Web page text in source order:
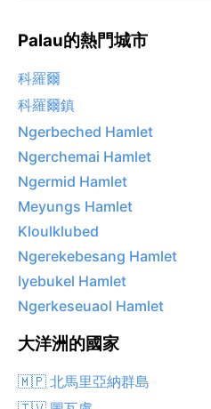
Palau的熱門城市
科羅爾
科羅爾鎮
Ngerbeched Hamlet
Ngerchemai Hamlet
Ngermid Hamlet
Meyungs Hamlet
Kloulklubed
Ngerekebesang Hamlet
Iyebukel Hamlet
Ngerkeseuaol Hamlet
大洋洲的國家
🇲🇵 北馬里亞納群島